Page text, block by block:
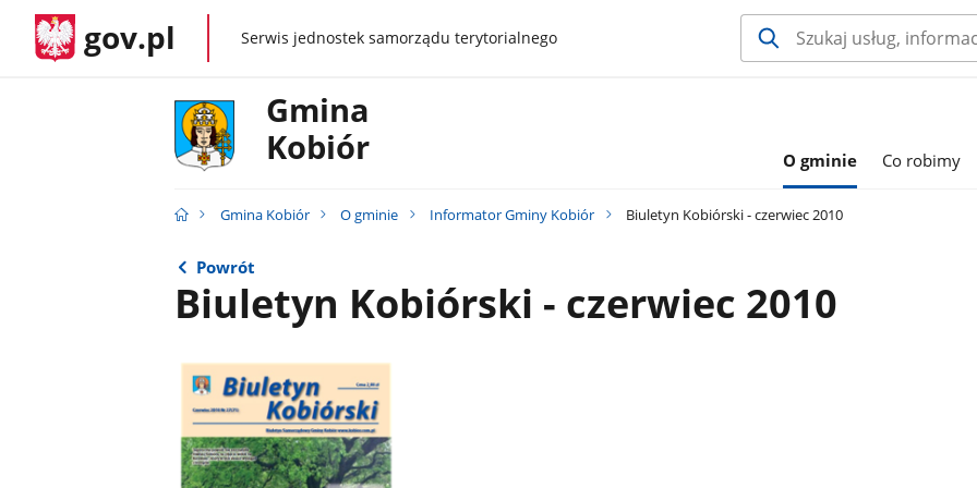
gov.pl gov.plSerwis jednostek samorządu terytorialnego
Gmina
Kobiór
O gminie Co robimy
Gmina Kobiór O gminie Informator Gminy Kobiór Biuletyn Kobiórski - czerwiec 2010
Powrót
Biuletyn Kobiórski - czerwiec 2010